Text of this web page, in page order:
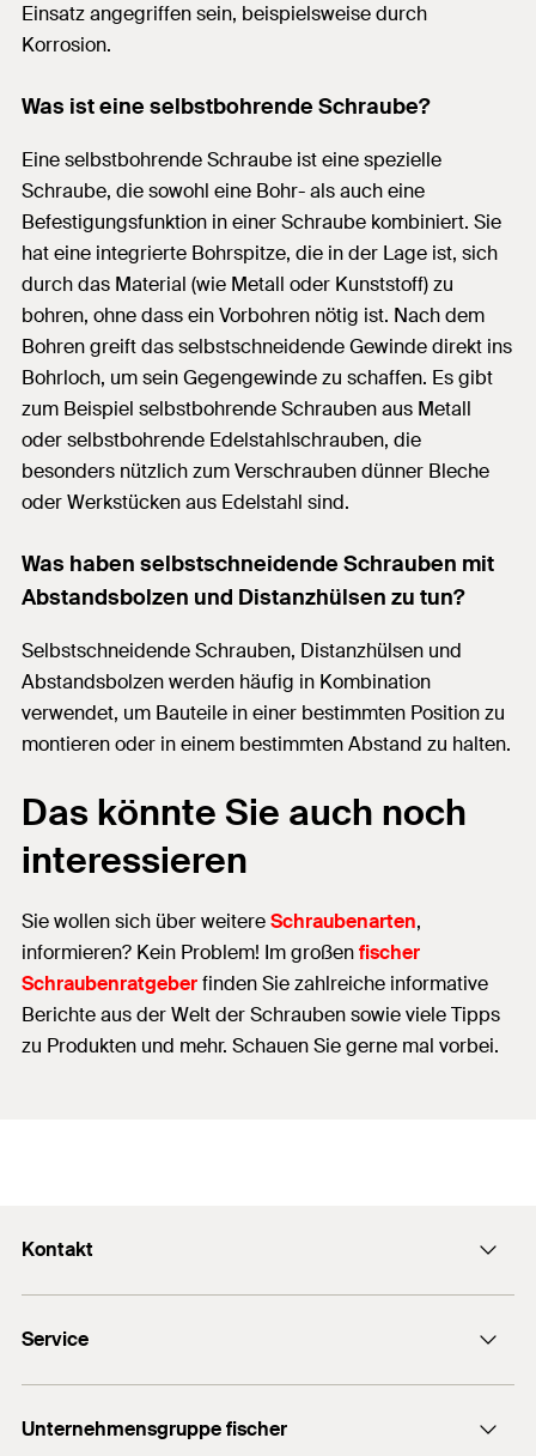
Einsatz angegriffen sein, beispielsweise durch
Korrosion.
Was ist eine selbstbohrende Schraube?
Eine selbstbohrende Schraube ist eine spezielle
Schraube, die sowohl eine Bohr- als auch eine
Befestigungsfunktion in einer Schraube kombiniert. Sie
hat eine integrierte Bohrspitze, die in der Lage ist, sich
durch das Material (wie Metall oder Kunststoff) zu
bohren, ohne dass ein Vorbohren nötig ist. Nach dem
Bohren greift das selbstschneidende Gewinde direkt ins
Bohrloch, um sein Gegengewinde zu schaffen. Es gibt
zum Beispiel selbstbohrende Schrauben aus Metall
oder selbstbohrende Edelstahlschrauben, die
besonders nützlich zum Verschrauben dünner Bleche
oder Werkstücken aus Edelstahl sind.
Was haben selbstschneidende Schrauben mit
Abstandsbolzen und Distanzhülsen zu tun?
Selbstschneidende Schrauben, Distanzhülsen und
Abstandsbolzen werden häufig in Kombination
verwendet, um Bauteile in einer bestimmten Position zu
montieren oder in einem bestimmten Abstand zu halten.
Das könnte Sie auch noch
interessieren
Sie wollen sich über weitereSchraubenarten,
informieren? Kein Problem! Im großenfischer
Schraubenratgeberfinden Sie zahlreiche informative
Berichte aus der Welt der Schrauben sowie viele Tipps
zu Produkten und mehr. Schauen Sie gerne mal vorbei.
Kontakt
Presse
Newsletter
Technische Hotline (Whatsapp)
Service
Informationsmaterial
Unternehmensgruppe fischer